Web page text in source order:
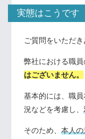
実態はこうです
ご質問をいただき
弊社における職員
はございません。
基本的には、職
況などを考慮し、
そのため、 本人